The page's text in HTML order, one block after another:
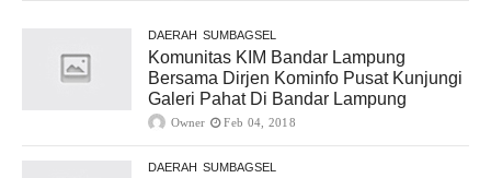
DAERAH SUMBAGSEL
Komunitas KIM Bandar Lampung
Bersama Dirjen Kominfo Pusat Kunjungi
Galeri Pahat Di Bandar Lampung
Owner Feb 04, 2018
DAERAH SUMBAGSEL